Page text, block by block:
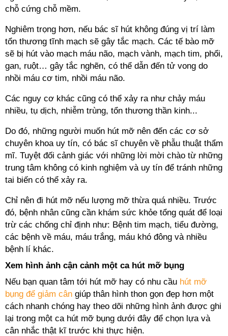
chỗ cứng chỗ mềm.
Nghiêm trọng hơn, nếu bác sĩ hút không đúng vị trí làm
tổn thương tĩnh mạch sẽ gây tắc mạch. Các tế bào mỡ
sẽ bị hút vào mạch máu não, mạch vành, mạch tim, phổi,
gan, ruột… gây tắc nghẽn, có thể dẫn đến tử vong do
nhồi máu cơ tim, nhồi máu não.
Các nguy cơ khác cũng có thể xảy ra như chảy máu
nhiều, tụ dịch, nhiễm trùng, tổn thương thần kinh...
Do đó, những người muốn hút mỡ nên đến các cơ sở
chuyên khoa uy tín, có bác sĩ chuyên về phẫu thuật thẩm
mĩ. Tuyệt đối cảnh giác với những lời mời chào từ những
trung tâm không có kinh nghiệm và uy tín để tránh những
tai biến có thể xảy ra.
Chỉ nên đi hút mỡ nếu lượng mỡ thừa quá nhiều. Trước
đó, bệnh nhân cũng cần khám sức khỏe tổng quát để loại
trừ các chống chỉ định như: Bệnh tim mạch, tiểu đường,
các bệnh về máu, máu trắng, máu khó đông và nhiều
bệnh lí khác.
Xem hình ảnh cận cảnh một ca hút mỡ bụng
Nếu bạn quan tâm tới hút mỡ hay có nhu cầu hút mỡ
bụng để giảm cân giúp thân hình thon gọn đẹp hơn một
cách nhanh chóng hay theo dõi những hình ảnh được ghi
lại trong một ca hút mỡ bụng dưới đây để chọn lựa và
cân nhắc thật kĩ trước khi thực hiện.